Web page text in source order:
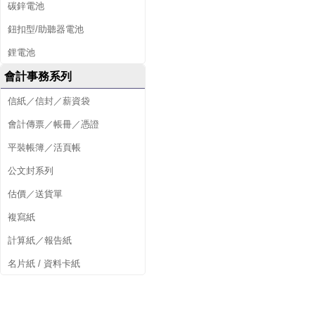
碳鋅電池
鈕扣型/助聽器電池
鋰電池
會計事務系列
信紙／信封／薪資袋
會計傳票／帳冊／憑證
平裝帳簿／活頁帳
公文封系列
估價／送貨單
複寫紙
計算紙／報告紙
名片紙 / 資料卡紙